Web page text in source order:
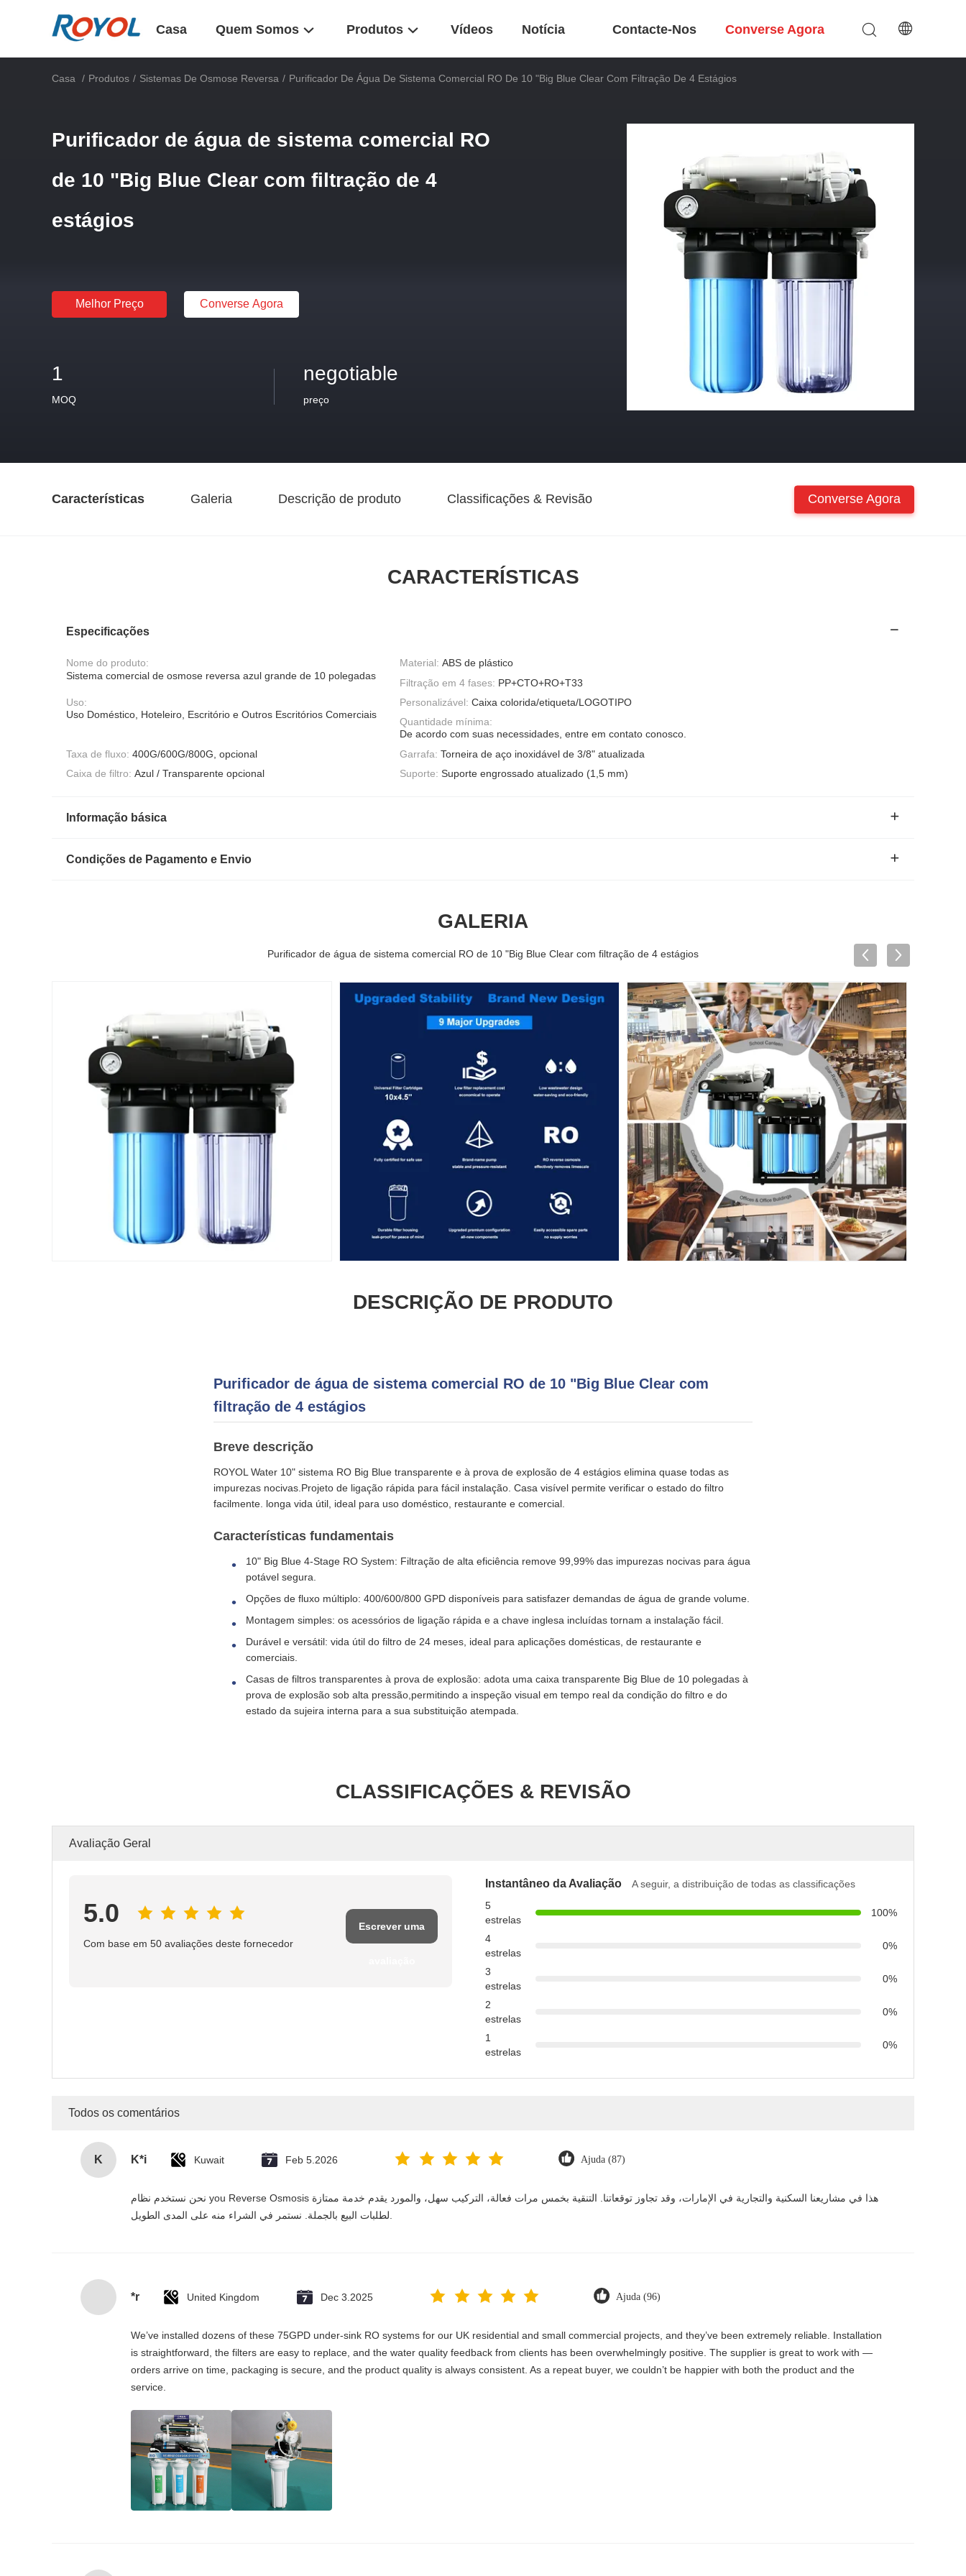
Casa Quem Somos Produtos Vídeos Notícia Contacte-Nos Converse Agora
Casa / Produtos / Sistemas De Osmose Reversa / Purificador De Água De Sistema Comercial RO De 10 "Big Blue Clear Com Filtração De 4 Estágios
Purificador de água de sistema comercial RO
de 10 "Big Blue Clear com filtração de 4
estágios
Melhor Preço Converse Agora
1
MOQ
negotiable
preço
Características Galeria Descrição de produto Classificações & Revisão Converse Agora
CARACTERÍSTICAS
Especificações
Nome do produto:
Sistema comercial de osmose reversa azul grande de 10 polegadas
Material: ABS de plástico
Filtração em 4 fases: PP+CTO+RO+T33
Uso:
Uso Doméstico, Hoteleiro, Escritório e Outros Escritórios Comerciais
Personalizável: Caixa colorida/etiqueta/LOGOTIPO
Quantidade mínima:
De acordo com suas necessidades, entre em contato conosco.
Taxa de fluxo: 400G/600G/800G, opcional Garrafa: Torneira de aço inoxidável de 3/8" atualizada
Caixa de filtro: Azul / Transparente opcional Suporte: Suporte engrossado atualizado (1,5 mm)
Informação básica
Condições de Pagamento e Envio
GALERIA
Purificador de água de sistema comercial RO de 10 "Big Blue Clear com filtração de 4 estágios
DESCRIÇÃO DE PRODUTO
Purificador de água de sistema comercial RO de 10 "Big Blue Clear com
filtração de 4 estágios
Breve descrição
ROYOL Water 10" sistema RO Big Blue transparente e à prova de explosão de 4 estágios elimina quase todas as
impurezas nocivas.Projeto de ligação rápida para fácil instalação. Casa visível permite verificar o estado do filtro
facilmente. longa vida útil, ideal para uso doméstico, restaurante e comercial.
Características fundamentais
10" Big Blue 4-Stage RO System: Filtração de alta eficiência remove 99,99% das impurezas nocivas para água
potável segura.
Opções de fluxo múltiplo: 400/600/800 GPD disponíveis para satisfazer demandas de água de grande volume.
Montagem simples: os acessórios de ligação rápida e a chave inglesa incluídas tornam a instalação fácil.
Durável e versátil: vida útil do filtro de 24 meses, ideal para aplicações domésticas, de restaurante e
comerciais.
Casas de filtros transparentes à prova de explosão: adota uma caixa transparente Big Blue de 10 polegadas à
prova de explosão sob alta pressão,permitindo a inspeção visual em tempo real da condição do filtro e do
estado da sujeira interna para a sua substituição atempada.
CLASSIFICAÇÕES & REVISÃO
Avaliação Geral
5.0
Com base em 50 avaliações deste fornecedor
Escrever uma
Instantâneo da Avaliação
A seguir, a distribuição de todas as classificações
5
estrelas
100%
4
estrelas
0%
3
estrelas
0%
2
estrelas
0%
1
estrelas
0%
Todos os comentários
K K*i Kuwait Feb 5.2026 Ajuda (87)
نحن نستخدم نظام you Reverse Osmosis هذا في مشاريعنا السكنية والتجارية في الإمارات، وقد تجاوز توقعاتنا. التنقية بخمس مرات فعالة، التركيب سهل، والمورد يقدم خدمة ممتازة
*r United Kingdom Dec 3.2025 Ajuda (96)
We’ve installed dozens of these 75GPD under-sink RO systems for our UK residential and small commercial projects, and they’ve been extremely reliable. Installation
is straightforward, the filters are easy to replace, and the water quality feedback from clients has been overwhelmingly positive. The supplier is great to work with —
orders arrive on time, packaging is secure, and the product quality is always consistent. As a repeat buyer, we couldn’t be happier with both the product and the
service.